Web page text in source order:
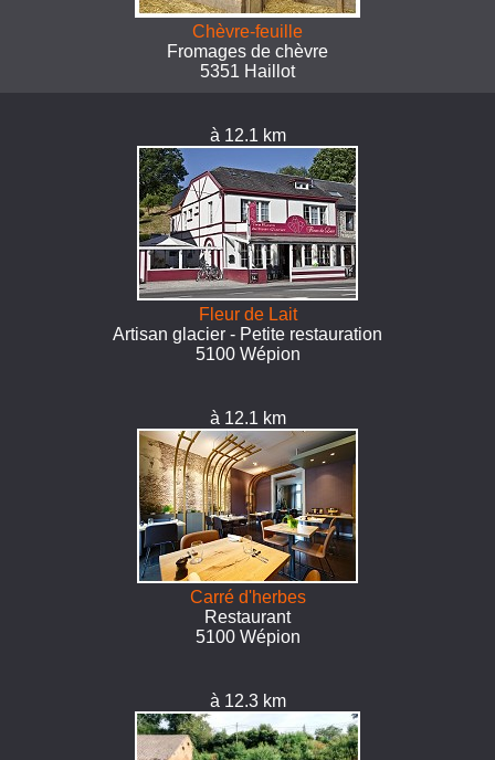
Chèvre-feuille
Fromages de chèvre
5351 Haillot
à 12.1 km
Fleur de Lait
Artisan glacier - Petite restauration
5100 Wépion
à 12.1 km
Carré d'herbes
Restaurant
5100 Wépion
à 12.3 km